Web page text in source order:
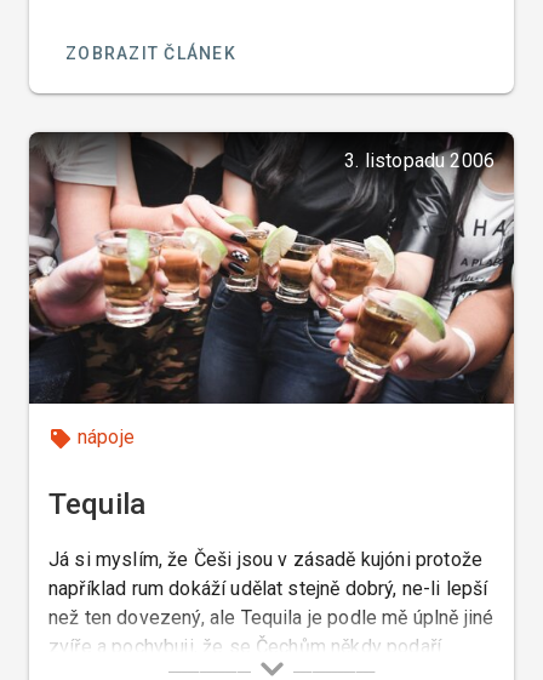
ZOBRAZIT ČLÁNEK
3. listopadu 2006
nápoje
Tequila
Já si myslím, že Češi jsou v zásadě kujóni protože
například rum dokáží udělat stejně dobrý, ne-li lepší
než ten dovezený, ale Tequila je podle mě úplně jiné
zvíře a pochybuji, že se Čechům někdy podaří